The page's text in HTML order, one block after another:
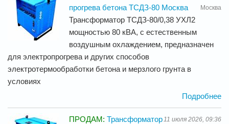
прогрева бетона ТСДЗ-80 Москва
Москва
Трансформатор ТСДЗ-80/0,38 УХЛ2
мощностью 80 кВА, с естественным
воздушным охлаждением, предназначен
для электропрогрева и других способов
электротермообработки бетона и мерзлого грунта в
условиях
Подробнее
11 июля 2026, 09:36
ПРОДАМ: Трансформатор